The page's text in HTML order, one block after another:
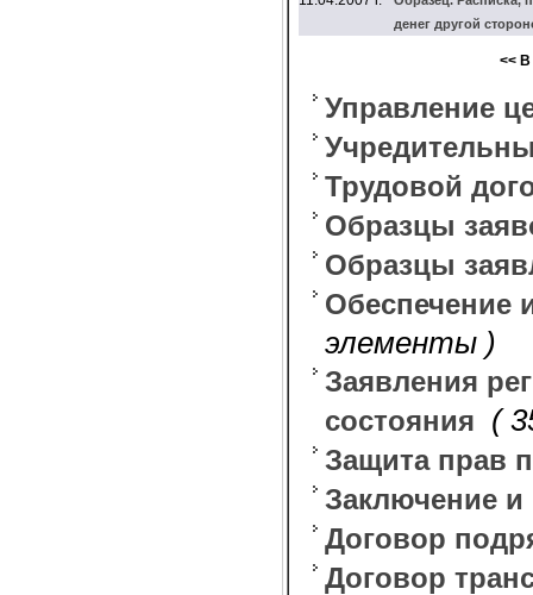
денег другой
<< В
Управление
Трудовой
Образцы
Образцы
Обеспечение
элементы )
Заявления
состояния (
Защита прав
Заключение и
Договор
Договор